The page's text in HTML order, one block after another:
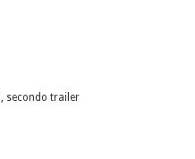
, secondo trailer